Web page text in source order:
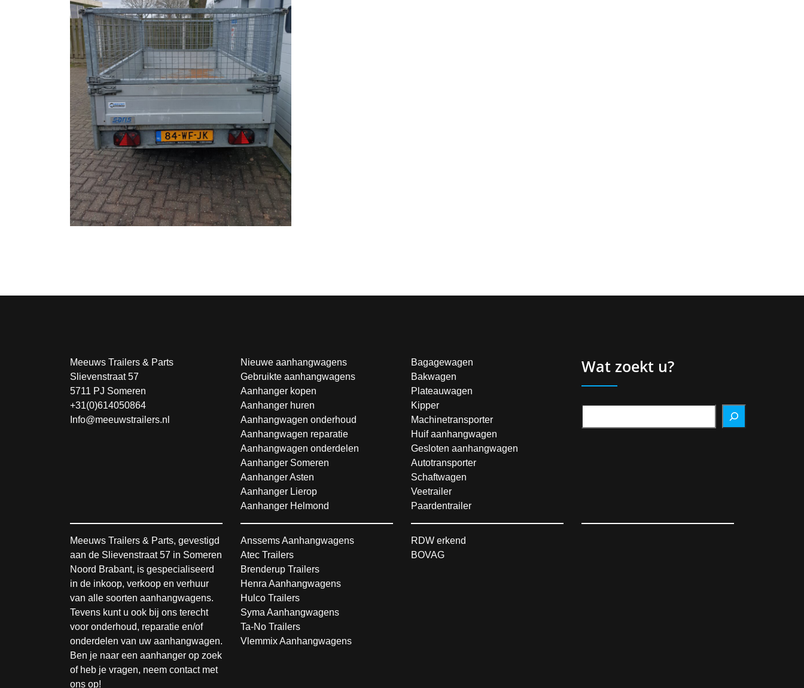
Meeuws Trailers & Parts
Slievenstraat 57
5711 PJ Someren
+31(0)614050864
Info@meeuwstrailers.nl
Nieuwe aanhangwagens
Gebruikte aanhangwagens
Aanhanger kopen
Aanhanger huren
Aanhangwagen onderhoud
Aanhangwagen reparatie
Aanhangwagen onderdelen
Aanhanger Someren
Aanhanger Asten
Aanhanger Lierop
Aanhanger Helmond
Bagagewagen
Bakwagen
Plateauwagen
Kipper
Machinetransporter
Huif aanhangwagen
Gesloten aanhangwagen
Autotransporter
Schaftwagen
Veetrailer
Paardentrailer
Wat zoekt u?
Meeuws Trailers & Parts, gevestigd
aan de Slievenstraat 57 in Someren
Noord Brabant, is gespecialiseerd
in de inkoop, verkoop en verhuur
van alle soorten aanhangwagens.
Tevens kunt u ook bij ons terecht
voor onderhoud, reparatie en/of
onderdelen van uw aanhangwagen.
Ben je naar een aanhanger op zoek
of heb je vragen, neem contact met
ons op!
Anssems Aanhangwagens
Atec Trailers
Brenderup Trailers
Henra Aanhangwagens
Hulco Trailers
Syma Aanhangwagens
Ta-No Trailers
Vlemmix Aanhangwagens
RDW erkend
BOVAG